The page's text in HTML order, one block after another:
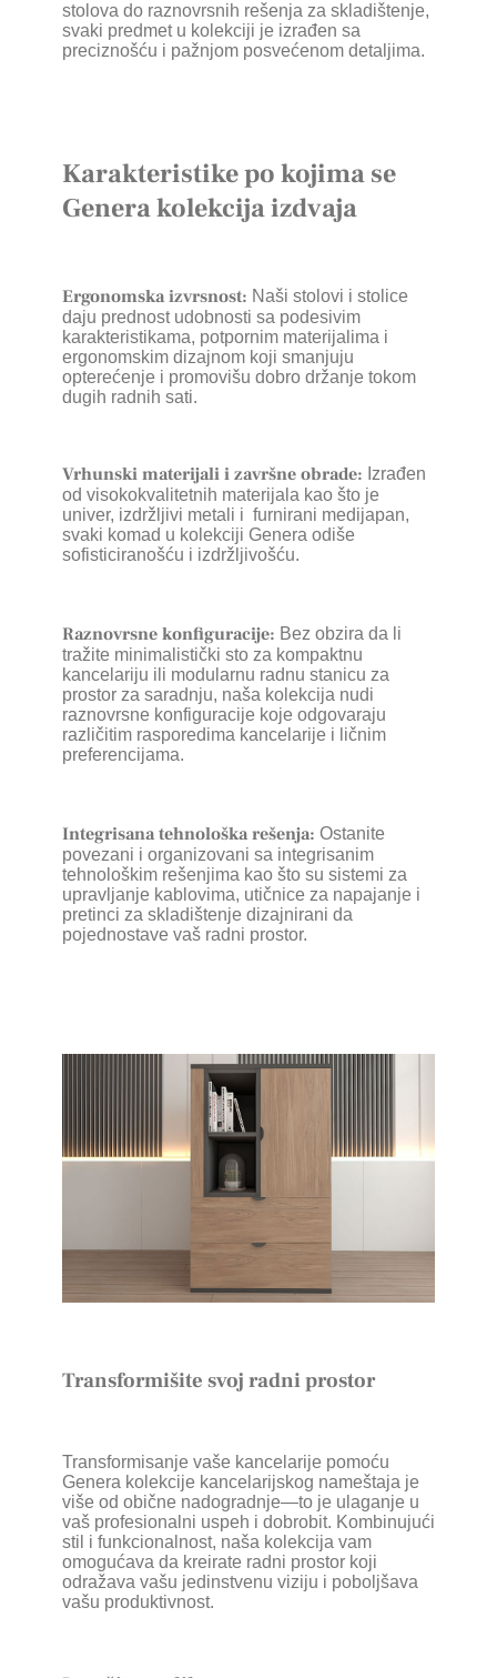
stolova do raznovrsnih rešenja za skladištenje,
svaki predmet u kolekciji je izrađen sa
preciznošću i pažnjom posvećenom detaljima.
Karakteristike po kojima se
Genera kolekcija izdvaja
Ergonomska izvrsnost: Naši stolovi i stolice
daju prednost udobnosti sa podesivim
karakteristikama, potpornim materijalima i
ergonomskim dizajnom koji smanjuju
opterećenje i promovišu dobro držanje tokom
dugih radnih sati.
Vrhunski materijali i završne obrade: Izrađen
od visokokvalitetnih materijala kao što je
univer, izdržljivi metali i furnirani medijapan,
svaki komad u kolekciji Genera odiše
sofisticiranošću i izdržljivošću.
Raznovrsne konfiguracije: Bez obzira da li
tražite minimalistički sto za kompaktnu
kancelariju ili modularnu radnu stanicu za
prostor za saradnju, naša kolekcija nudi
raznovrsne konfiguracije koje odgovaraju
različitim rasporedima kancelarije i ličnim
preferencijama.
Integrisana tehnološka rešenja: Ostanite
povezani i organizovani sa integrisanim
tehnološkim rešenjima kao što su sistemi za
upravljanje kablovima, utičnice za napajanje i
pretinci za skladištenje dizajnirani da
pojednostave vaš radni prostor.
Transformišite svoj radni prostor
Transformisanje vaše kancelarije pomoću
Genera kolekcije kancelarijskog nameštaja je
više od obične nadogradnje—to je ulaganje u
vaš profesionalni uspeh i dobrobit. Kombinujući
stil i funkcionalnost, naša kolekcija vam
omogućava da kreirate radni prostor koji
odražava vašu jedinstvenu viziju i poboljšava
vašu produktivnost.